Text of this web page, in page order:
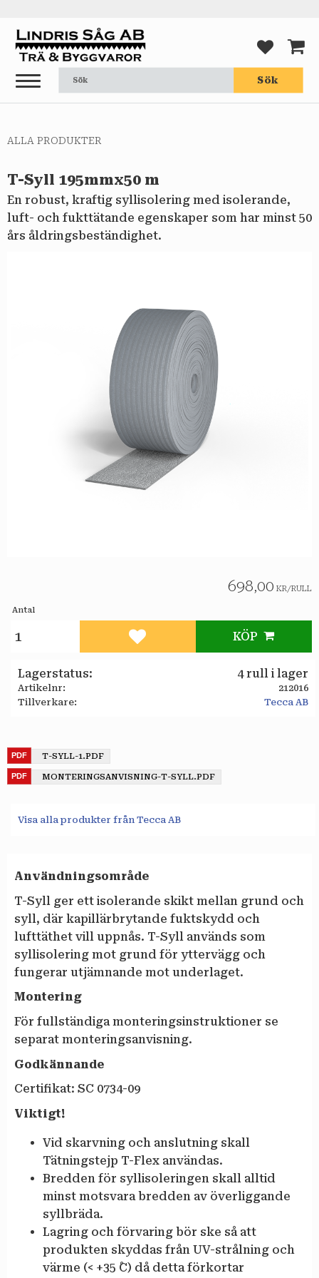
Meny
Sök
ALLA PRODUKTER
T-Syll 195mmx50 m
En robust, kraftig syllisolering med isolerande,
luft- och fukttätande egenskaper som har minst 50
års åldringsbeständighet.
698,00 KR/RULL
Antal
KÖP
Lägg till i favoriter
Lagerstatus 4 rull i lager
Artikelnr
212016
Tillverkare
Tecca AB
T-SYLL-1.PDF
MONTERINGSANVISNING-T-SYLL.PDF
Visa alla produkter från Tecca AB
Användningsområde
T-Syll ger ett isolerande skikt mellan grund och
syll, där kapillärbrytande fuktskydd och
lufttäthet vill uppnås. T-Syll används som
syllisolering mot grund för yttervägg och
fungerar utjämnande mot underlaget.
Montering
För fullständiga monteringsinstruktioner se
separat monteringsanvisning.
Godkännande
Certifikat: SC 0734-09
Viktigt!
Vid skarvning och anslutning skall
Tätningstejp T-Flex användas.
Bredden för syllisoleringen skall alltid
minst motsvara bredden av överliggande
syllbräda.
Lagring och förvaring bör ske så att
produkten skyddas från UV-strålning och
värme (< +35 ˚C) då detta förkortar